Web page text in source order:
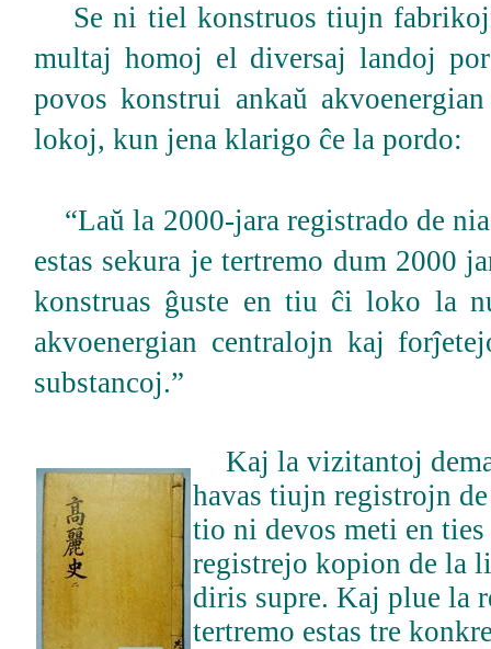
Se ni tiel konstruos tiujn
multaj homoj el diversaj landoj
povos konstrui ankaŭ
lokoj, kun jena klarigo ĉe la pordo:
“Laŭ la 2000-jara registrado de
estas sekura je tertremo dum 2000
konstruas ĝuste en tiu ĉi loko la
akvoenergian centralojn kaj
substancoj.”
Kaj la vizitantoj
havas tiujn registrojn
tio ni devos meti en ties
registrejo kopion de la
diris supre. Kaj plue la
tertremo estas tre